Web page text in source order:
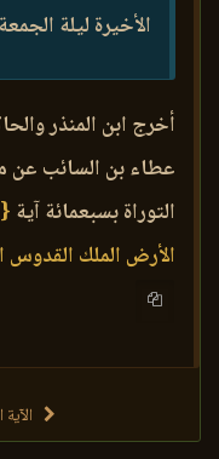
الأخيرة ليلة
أخرج ابن المنذر
عطاء بن السائب عن
التوراة بسبعمائة آية
الأرض الملك القدوس